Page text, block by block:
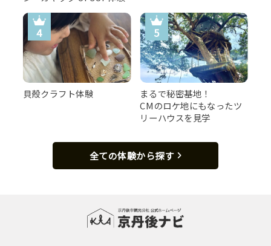
貝殻クラフト体験
まるで秘密基地！
CMのロケ地にもなったツ
リーハウスを見学
全ての体験から探す